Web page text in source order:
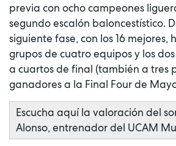
previa con ocho campeones
segundo escalón baloncestístico.
siguiente fase, con los 16 mejores,
grupos de cuatro equipos y los
a cuartos de final (también a tres
ganadores a la Final Four de
Escucha aquí la valoración del
Alonso, entrenador del UCAM